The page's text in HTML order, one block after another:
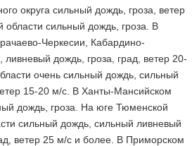
округа сильный дождь, гроза, ветер
области сильный дождь, гроза. В
Черкесии, Кабардино-
дождь, гроза, град, ветер 20-
очень сильный дождь, сильный
15-20 м/с. В Ханты-Мансийском
дождь, гроза. На юге Тюменской
сильный дождь, сильный ливневый
ветер 25 м/с и более. В Приморском